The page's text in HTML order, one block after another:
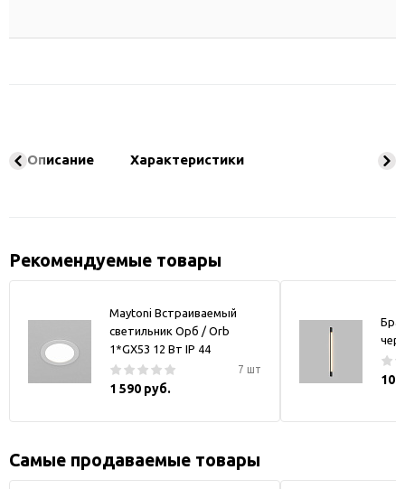
Описание Характеристики
Рекомендуемые товары
Maytoni Встраиваемый
светильник Орб / Orb
1*GX53 12 Вт IP 44
7 шт
1 590 руб.
Бра
10
Самые продаваемые товары